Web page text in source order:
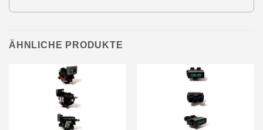
ÄHNLICHE PRODUKTE